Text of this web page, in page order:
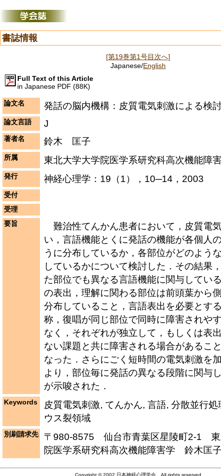
書誌情報
[第19巻第1号目次へ]
Japanese/English
Full Text of this Article
in Japanese PDF (88K)
論文名 発話の脳内機構：皮質電気刺激による検
論文言語 J
著者名 鈴木 匡子
所属 東北大学大学院医学系研究科高次機能障
発行 神経心理学：19（1），10─14，2003
受付
受理
要旨
難治性てんかん患者において，皮質電
い，言語機能とくに発話の機能が各個人
うに分布しているか，各部位がどのよう
しているかについて検討した．その結果
た部位でも異なる言語機能に関与してい
の表出，理解に関わる部位は前頭葉から
分布していること，言語表出を必要とす
称，復唱が同じ部位で同時に障害されや
なく，それぞれが独立して，もしくは表
ない課題と共に障害される場合があるこ
なった．さらにごく短時間の電気刺激を
より，部位毎に発話の異なる段階に関与
が示唆された．
Keywords
皮質電気刺激, てんかん, 言語, 分散並行
ウス裂領域
別刷請求先
〒980-8575 仙台市青葉区星陵町2-1 東
院医学系研究科高次機能障害学 鈴木匡
Copyright © 2002 日本神経心理学会 All rights reserved